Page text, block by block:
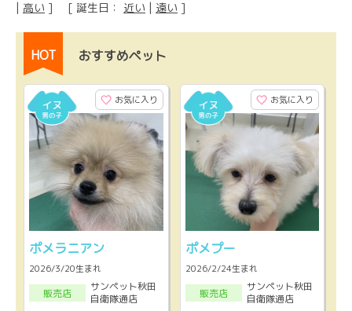
| 高い ] [ 誕生日： 近い | 遠い ]
HOT おすすめペット
お気に入り
ポメラニアン
2026/3/20生まれ
販売店
サンペット秋田
自衛隊通店
お気に入り
ポメプー
2026/2/24生まれ
販売店
サンペット秋田
自衛隊通店